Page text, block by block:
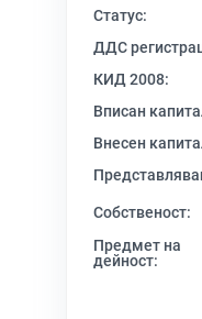
Статус:
ДДС
КИД 2008:
Вписан
Внесен
Собственост:
Предмет на
дейност: